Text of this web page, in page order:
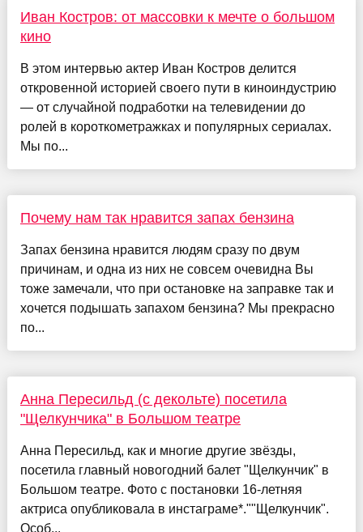
Иван Костров: от массовки к мечте о большом
кино
В этом интервью актер Иван Костров делится
откровенной историей своего пути в киноиндустрию
— от случайной подработки на телевидении до
ролей в короткометражках и популярных сериалах.
Мы по...
Почему нам так нравится запах бензина
Запах бензина нравится людям сразу по двум
причинам, и одна из них не совсем очевидна Вы
тоже замечали, что при остановке на заправке так и
хочется подышать запахом бензина? Мы прекрасно
по...
Анна Пересильд (с декольте) посетила
"Щелкунчика" в Большом театре
Анна Пересильд, как и многие другие звёзды,
посетила главный новогодний балет "Щелкунчик" в
Большом театре. Фото с постановки 16-летняя
актриса опубликовала в инстаграме*.""Щелкунчик".
Особ...